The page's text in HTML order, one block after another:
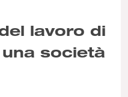
lavoro di
una società